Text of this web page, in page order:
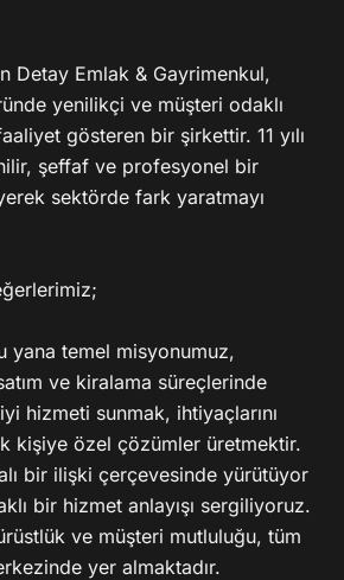
Detay Emlak & Gayrimenkul,
yenilikçi ve müşteri odaklı
gösteren bir şirkettir. 11 yılı
şeffaf ve profesyonel bir
sektörde fark yaratmayı
yana temel misyonumuz,
ve kiralama süreçlerinde
hizmeti sunmak, ihtiyaçlarını
kişiye özel çözümler üretmektir.
bir ilişki çerçevesinde yürütüyor
bir hizmet anlayışı sergiliyoruz.
ve müşteri mutluluğu, tüm
yer almaktadır.